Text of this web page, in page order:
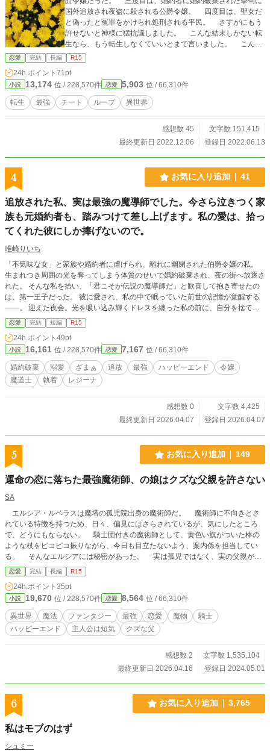
国外追放され夜盗に殺される公爵令嬢。 四度目は、聖女だ
と偽ったと冤罪をかけられ処刑される平民。 さすがにもう
許せないと神様に猛抗議しました。 こんな結末しかない転
生なら、もう転生しなくていいとまで言いました。 こんな
転生なら、いっそ亀の方が何倍もいいくらいです。 私の怒
りに、神様は言いました。 次こそは誰にも虐げられない未来
を、とー
恋愛 完結 長編 R15
24h.ポイント 71pt
小説 13,174 位 / 228,570件 恋愛 5,903 位 / 66,310件
転生 最強 チート ループ 異世界
感想数 45
文字数 151,415
最終更新日 2022.12.06
登録日 2022.06.13
4 お気に入り追加 41
追放された私、実は最強の魔導師でした。今さら泣きつく家
族も元婚約者も、踏みつけて差し上げます。私の愛は、拾っ
てくれた彼にしか捧げないので。
唯崎りいち
「不気味な女」と家族や婚約者に虐げられ、離れに幽閉された伯爵令嬢の私。
生まれつき周囲の光を奪ってしまう体質のせいで婚約破棄され、夜の街へ放逐さ
れた。 そんな私を拾い、「君こそが伝説の魔導師だ」と歓喜して抱き寄せたの
は、第一王子だった。 彼に愛され、私の中で眠っていた前世の記憶が覚醒する
――。 迎えた夜会。光を吸い込み輝くドレスを纏った私の前に、自分を捨てた
ゴミ（家族）が再び現れて……。 「――『極夜の王（アビス・レイズ）』」 世
界を闇に沈める最強の魔導師として、私を笑った者たちに絶望を。 執着心たっ
ぷりの王子と共に、最強の二人が世界を塗り替える！
恋愛 完結 短編 R15
24h.ポイント 49pt
小説 16,161 位 / 228,570件 恋愛 7,167 位 / 66,310件
婚約破棄 溺愛 ざまぁ 追放 最強 ハッピーエンド
令嬢
魔道士
執着 レジーナ
感想数 0
文字数 4,425
最終更新日 2026.04.07
登録日 2026.04.07
5 お気に入り追加 149
運命の恋に落ちた最強魔術師、の娘はクズな父親を許さない
SA
エルシア・ルベラスは魔塔の孤児院出身の魔術師だ。 魔術師に不向きとさ
れている特徴を持つため、日々、偏見にはさらされているが、気にしたところ
で、どうにもならない。 騎士団付きの魔術師として、黄色い旗がついた棒の
ような杖をピコピコ振りながら、今日も目立たないよう、案内係を担当してい
る。 そんなエルシアには秘密があった。 実は孤児ではなく、実の父親がま
だ生きていること。『運命の恋』に落ちた最強魔術師と謳われる、最凶にクズな
父親が。 ＊誤字脱字、ご容赦ください。 ＊王女殿下の魔猫編は6-1で終了。 ＊
暗黒騎士と鍵穴編は6-1で終了。 ＊王子殿下の魔剣編は6-1で終了。 ＊聖魔術師
の幻影編は6-1で終了。 ＊覆面作家と水精編は6-1で終了。 ＊辺境伯領の噴出編
は6-1で終了。 ＊王女殿下と木精編は6-1で終了。 ＊騎士一族と黒鉄編は6-1で終
了。 ＊亡魔術師の金冠編は6-3で終了。 すみません、第三騎士団第一隊長、変換
ミスで、カニスが途中からケニスになっています。 修正が面倒なので、カニス
恋愛 完結 長編 R15
24h.ポイント 35pt
小説 19,670 位 / 228,570件 恋愛 8,564 位 / 66,310件
異世界 魔法 ファンタジー 最強 恋愛 魔物
騎士
ハッピーエンド
主人公は短気 クズな父
感想数 2
文字数 1,535,104
最終更新日 2026.04.16
登録日 2024.05.01
6 お気に入り追加 3,765
私はモブのはず
シュミー